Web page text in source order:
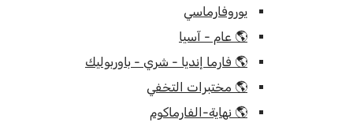
يوروفارماسي
🌎 عام - آسيا
🌎 فارما إنديا - شري - باوربوليك
🌎 مختبرات التخفي
🌎 نهاية-الفارماكوم